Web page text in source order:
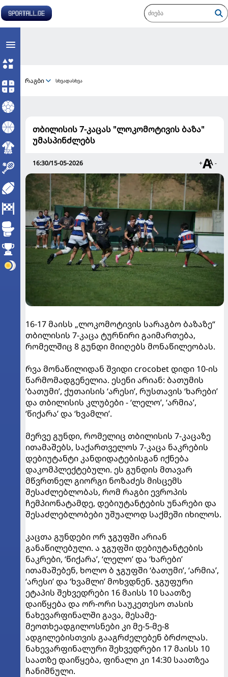
რაგბი სხვადასხვა
თბილისის 7-კაცას "ლოკომოტივის ბაზა"
უმასპინძლებს
16:30/15-05-2026 + -
16-17 მაისს „ლოკომოტივის სარაგბო ბაზაზე“
თბილისის 7-კაცა ტურნირი გაიმართება,
რომელშიც 8 გუნდი მიიღებს მონაწილეობას.
რვა მონაწილიდან შვიდი crocobet დიდი 10-ის
წარმომადგენელია. ესენი არიან: ბათუმის
‘ბათუმი’, ქუთაისის ‘არესი’, რუსთავის ‘ხარები’
და თბილისის კლუბები - ‘ლელო’, ‘არმია’,
‘წიქარა’ და ‘ხვამლი’.
მერვე გუნდი, რომელიც თბილისის 7-კაცაზე
ითამაშებს, საქართველოს 7-კაცა ნაკრების
დებიუტანტი კანდიდატებისგან იქნება
დაკომპლექტებული. ეს გუნდის მთავარ
მწვრთნელ გიორგი ნოზაძეს მისცემს
შესაძლებლობას, რომ რაგბი ევროპის
ჩემპიონატამდე, დებიუტანტების უნარები და
შესაძლებლობები უშუალოდ საქმეში იხილოს.
კაცთა გუნდები ორ ჯგუფში არიან
განაწილებული. ა ჯგუფში დებიუტანტების
ნაკრები, ‘წიქარა’, ‘ლელო’ და ‘ხარები’
ითამაშებენ, ხოლო ბ ჯგუფში ‘ბათუმი’, ‘არმია’,
‘არესი’ და ‘ხვამლი’ მოხვდნენ. ჯგუფური
ეტაპის შეხვედრები 16 მაისს 10 საათზე
დაიწყება და ორ-ორი საუკეთესო თასის
ნახევარფინალში გავა, მესამე-
მეოთხეადგილოსნები კი მე-5-მე-8
ადგილებისთვის გააგრძელებენ ბრძოლას.
ნახევარფინალური შეხვედრები 17 მაისს 10
საათზე დაიწყება, ფინალი კი 14:30 საათზეა
ჩანიშნული.